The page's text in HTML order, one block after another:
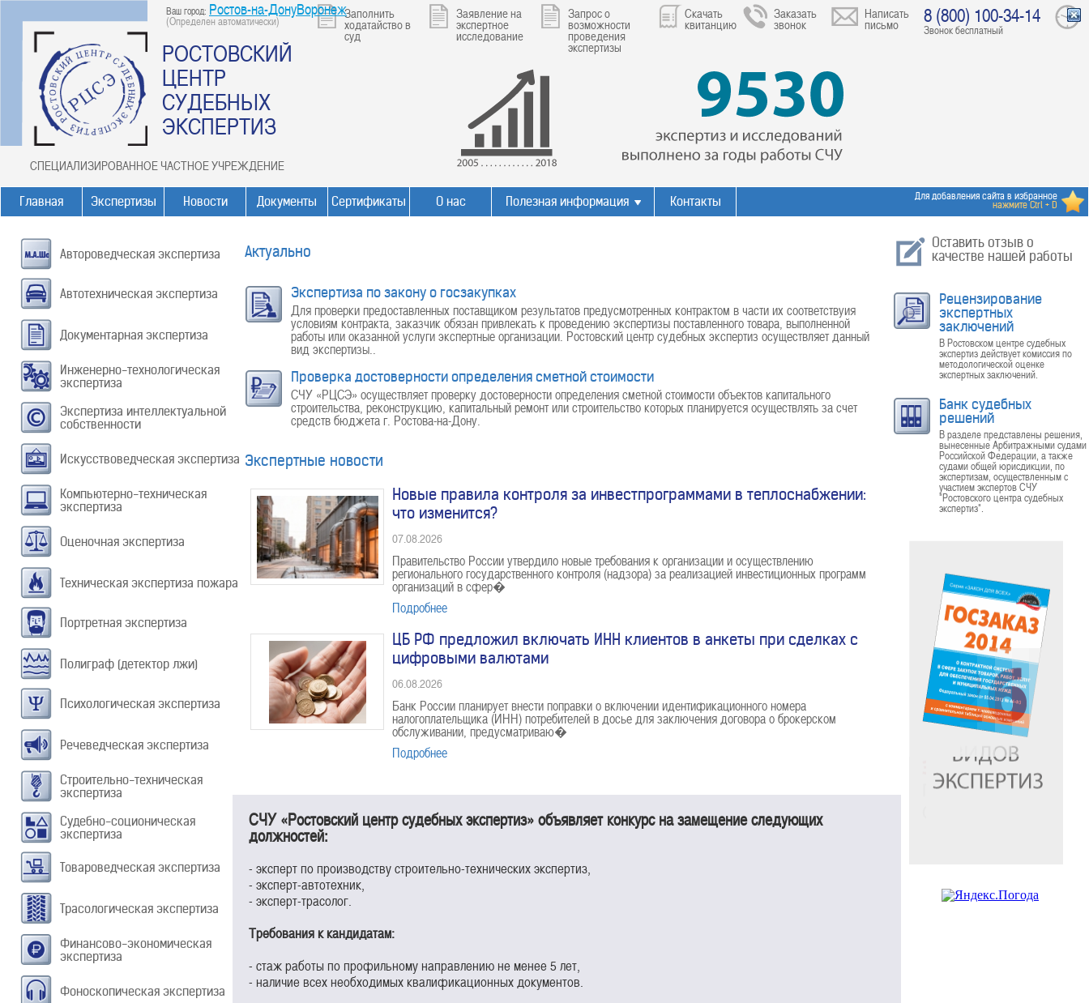
Ваш город: Ростов-на-ДонуВоронеж
(Определен автоматически)
РОСТОВСКИЙ
ЦЕНТР
СУДЕБНЫХ
ЭКСПЕРТИЗ
СПЕЦИАЛИЗИРОВАННОЕ ЧАСТНОЕ УЧРЕЖДЕНИЕ
Заполнить
ходатайство в
суд
Заявление на
экспертное
исследование
Запрос о
возможности
проведения
экспертизы
Скачать
квитанцию
Заказать
звонок
Написать
письмо 8 (800) 100-34-14
Звонок бесплатный
Главная Экспертизы Новости Документы Сертификаты О нас Полезная информация Контакты Для добавления сайта в избранное
нажмите Ctrl + D
Автороведческая экспертиза
Автотехническая экспертиза
Документарная экспертиза
Инженерно-технологическая
экспертиза
Экспертиза интеллектуальной
собственности
Искусствоведческая экспертиза
Компьютерно-техническая
экспертиза
Оценочная экспертиза
Техническая экспертиза пожара
Портретная экспертиза
Полиграф (детектор лжи)
Психологическая экспертиза
Речеведческая экспертиза
Строительно-техническая
экспертиза
Судебно-соционическая
экспертиза
Товароведческая экспертиза
Трасологическая экспертиза
Финансово-экономическая
экспертиза
Фоноскопическая экспертиза
Актуально
Экспертиза по закону о госзакупках
Для проверки предоставленных поставщиком результатов предусмотренных контрактом в части их соответствуия
условиям контракта, заказчик обязан привлекать к проведению экспертизы поставленного товара, выполненной
работы или оказанной услуги экспертные организации. Ростовский центр судебных экспертиз осуществляет данный
вид экспертизы..
Проверка достоверности определения сметной стоимости
СЧУ «РЦСЭ» осуществляет проверку достоверности определения сметной стоимости объектов капитального
строительства, реконструкцию, капитальный ремонт или строительство которых планируется осуществлять за счет
средств бюджета г. Ростова-на-Дону.
Экспертные новости
Новые правила контроля за инвестпрограммами в теплоснабжении:
что изменится?
07.08.2026
Правительство России утвердило новые требования к организации и осуществлению
регионального государственного контроля (надзора) за реализацией инвестиционных программ
организаций в сфер�
Подробнее
ЦБ РФ предложил включать ИНН клиентов в анкеты при сделках с
цифровыми валютами
06.08.2026
Банк России планирует внести поправки о включении идентификационного номера
налогоплательщика (ИНН) потребителей в досье для заключения договора о брокерском
обслуживании, предусматриваю�
Подробнее
СЧУ «Ростовский центр судебных экспертиз» объявляет конкурс на замещение следующих
должностей:
- эксперт по производству строительно-технических экспертиз,
- эксперт-автотехник,
- эксперт-трасолог.
Требования к кандидатам:
- стаж работы по профильному направлению не менее 5 лет,
- наличие всех необходимых квалификационных документов.
Оставить отзыв о
качестве нашей работы
Рецензирование
экспертных
заключений
В Ростовском центре судебных
экспертиз действует комиссия по
методологической оценке
экспертных заключений.
Банк судебных
решений
В разделе представлены решения,
вынесенные Арбитражными судами
Российской Федерации, а также
судами общей юрисдикции, по
экспертизам, осуществленным с
участием экспертов СЧУ
"Ростовского центра судебных
экспертиз".